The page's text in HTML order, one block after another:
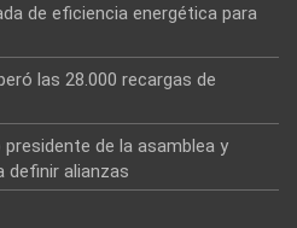
de eficiencia energética para
las 28.000 recargas de
de la asamblea y
definir alianzas